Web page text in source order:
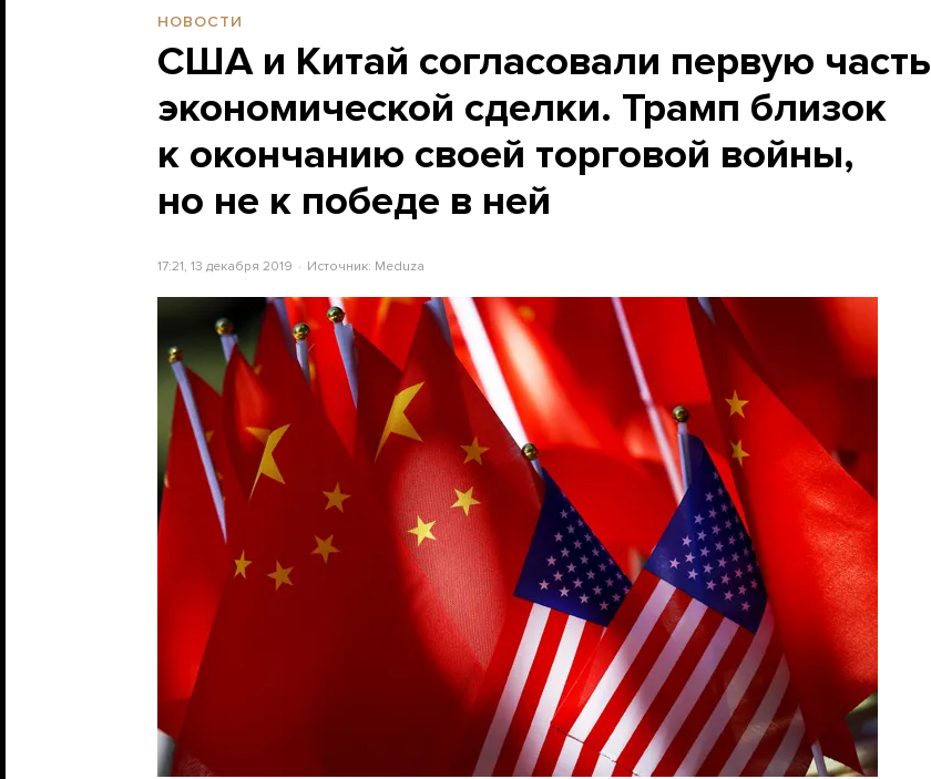
НОВОСТИ
США и Китай согласовали первую часть
экономической сделки. Трамп близок
к окончанию своей торговой войны,
но не к победе в ней
17:21, 13 декабря 2019 Источник: Meduza